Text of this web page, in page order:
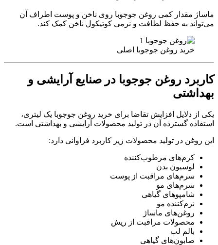
ماساژ مقدار کمی روغن جوجوبا روی ناخن و پوست اطراف آن
می‌تواند به حفظ لطافت و نرمی کوتیکول ناخن کمک کند.
خرید روغن جوجوبا اصلی
کاربرد روغن جوجوبا در صنایع آرایشی و
بهداشتی
یکی از دلایل افزایش تقاضا برای خرید روغن جوجوبا یک لیتری،
استفاده گسترده آن در تولید محصولات آرایشی و بهداشتی است.
این روغن در تولید محصولات زیر کاربرد فراوانی دارد:
کرم‌های مرطوب‌کننده
لوسیون بدن
سرم‌های مراقبت از پوست
سرم‌های مو
شامپوهای گیاهی
نرم‌کننده مو
روغن‌های ماساژ
محصولات مراقبت از ریش
بالم لب
صابون‌های گیاهی